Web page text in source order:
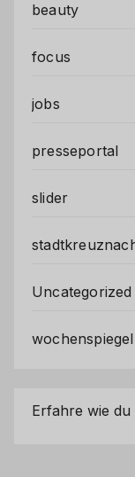
beauty
focus
jobs
presseportal
slider
Uncategorized
wochenspiegel
Erfahre wie